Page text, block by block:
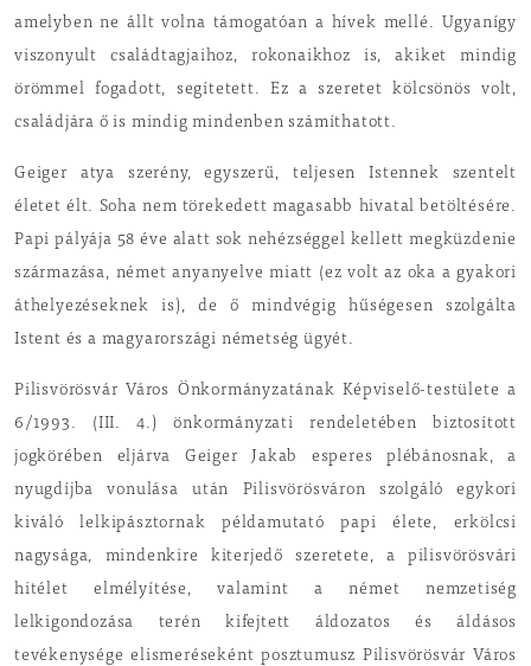
amelyben ne állt volna támogatóan a hívek mellé. Ugyanígy
viszonyult családtagjaihoz, rokonaikhoz is, akiket mindig
örömmel fogadott, segítetett. Ez a szeretet kölcsönös volt,
családjára ő is mindig mindenben számíthatott.
Geiger atya szerény, egyszerű, teljesen Istennek szentelt
életet élt. Soha nem törekedett magasabb hivatal betöltésére.
Papi pályája 58 éve alatt sok nehézséggel kellett megküzdenie
származása, német anyanyelve miatt (ez volt az oka a gyakori
áthelyezéseknek is), de ő mindvégig hűségesen szolgálta
Istent és a magyarországi németség ügyét.
Pilisvörösvár Város Önkormányzatának Képviselő-testülete a
6/1993. (III. 4.) önkormányzati rendeletében biztosított
jogkörében eljárva Geiger Jakab esperes plébánosnak, a
nyugdíjba vonulása után Pilisvörösváron szolgáló egykori
kiváló lelkipásztornak példamutató papi élete, erkölcsi
nagysága, mindenkire kiterjedő szeretete, a pilisvörösvári
hitélet elmélyítése, valamint a német nemzetiség
lelkigondozása terén kifejtett áldozatos és áldásos
tevékenysége elismeréseként posztumusz Pilisvörösvár Város